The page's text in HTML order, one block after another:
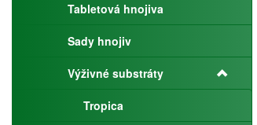
Tabletová hnojiva
Sady hnojiv
Výživné substráty
Tropica